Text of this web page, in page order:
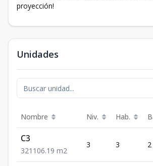
proyección!
Unidades
Nombre Niv. Hab.
C3
321 106.19 m2
3 3 2